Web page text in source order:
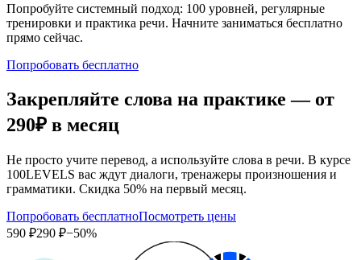
Попробуйте системный подход: 100 уровней, регулярные
тренировки и практика речи. Начните заниматься бесплатно
прямо сейчас.
Попробовать бесплатно
Закрепляйте слова на практике — от
290₽ в месяц
Не просто учите перевод, а используйте слова в речи. В курсе
100LEVELS вас ждут диалоги, тренажеры произношения и
грамматики. Скидка 50% на первый месяц.
Попробовать бесплатноПосмотреть цены
590 ₽290 ₽−50%